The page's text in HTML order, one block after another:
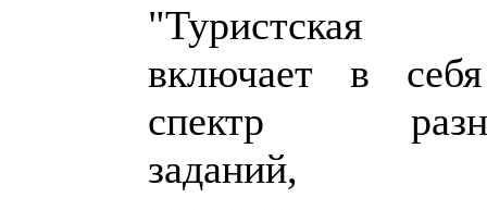
"Туристская
включает в
спектр
заданий,